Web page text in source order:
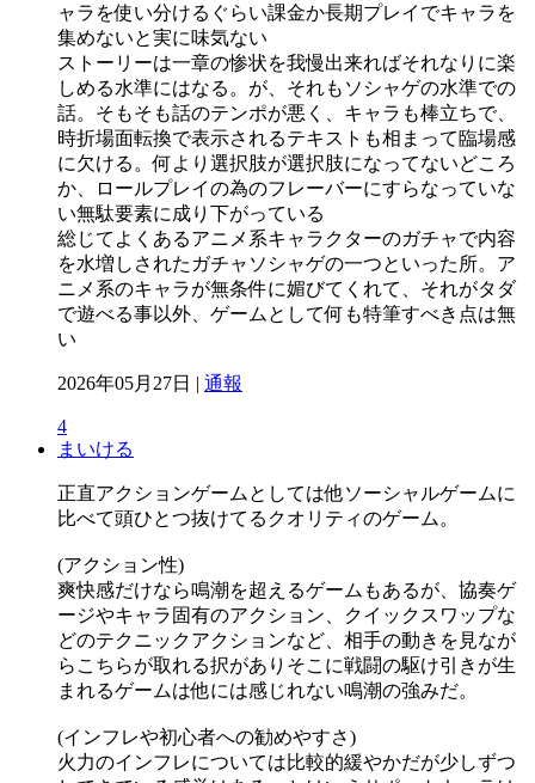
ャラを使い分けるぐらい課金か長期プレイでキャラを
集めないと実に味気ない
ストーリーは一章の惨状を我慢出来ればそれなりに楽
しめる水準にはなる。が、それもソシャゲの水準での
話。そもそも話のテンポが悪く、キャラも棒立ちで、
時折場面転換で表示されるテキストも相まって臨場感
に欠ける。何より選択肢が選択肢になってないどころ
か、ロールプレイの為のフレーバーにすらなっていな
い無駄要素に成り下がっている
総じてよくあるアニメ系キャラクターのガチャで内容
を水増しされたガチャソシャゲの一つといった所。ア
ニメ系のキャラが無条件に媚びてくれて、それがタダ
で遊べる事以外、ゲームとして何も特筆すべき点は無
い
2026年05月27日 | 通報
4
まいける
正直アクションゲームとしては他ソーシャルゲームに
比べて頭ひとつ抜けてるクオリティのゲーム。
(アクション性)
爽快感だけなら鳴潮を超えるゲームもあるが、協奏ゲ
ージやキャラ固有のアクション、クイックスワップな
どのテクニックアクションなど、相手の動きを見なが
らこちらが取れる択がありそこに戦闘の駆け引きが生
まれるゲームは他には感じれない鳴潮の強みだ。
(インフレや初心者への勧めやすさ)
火力のインフレについては比較的緩やかだが少しずつ